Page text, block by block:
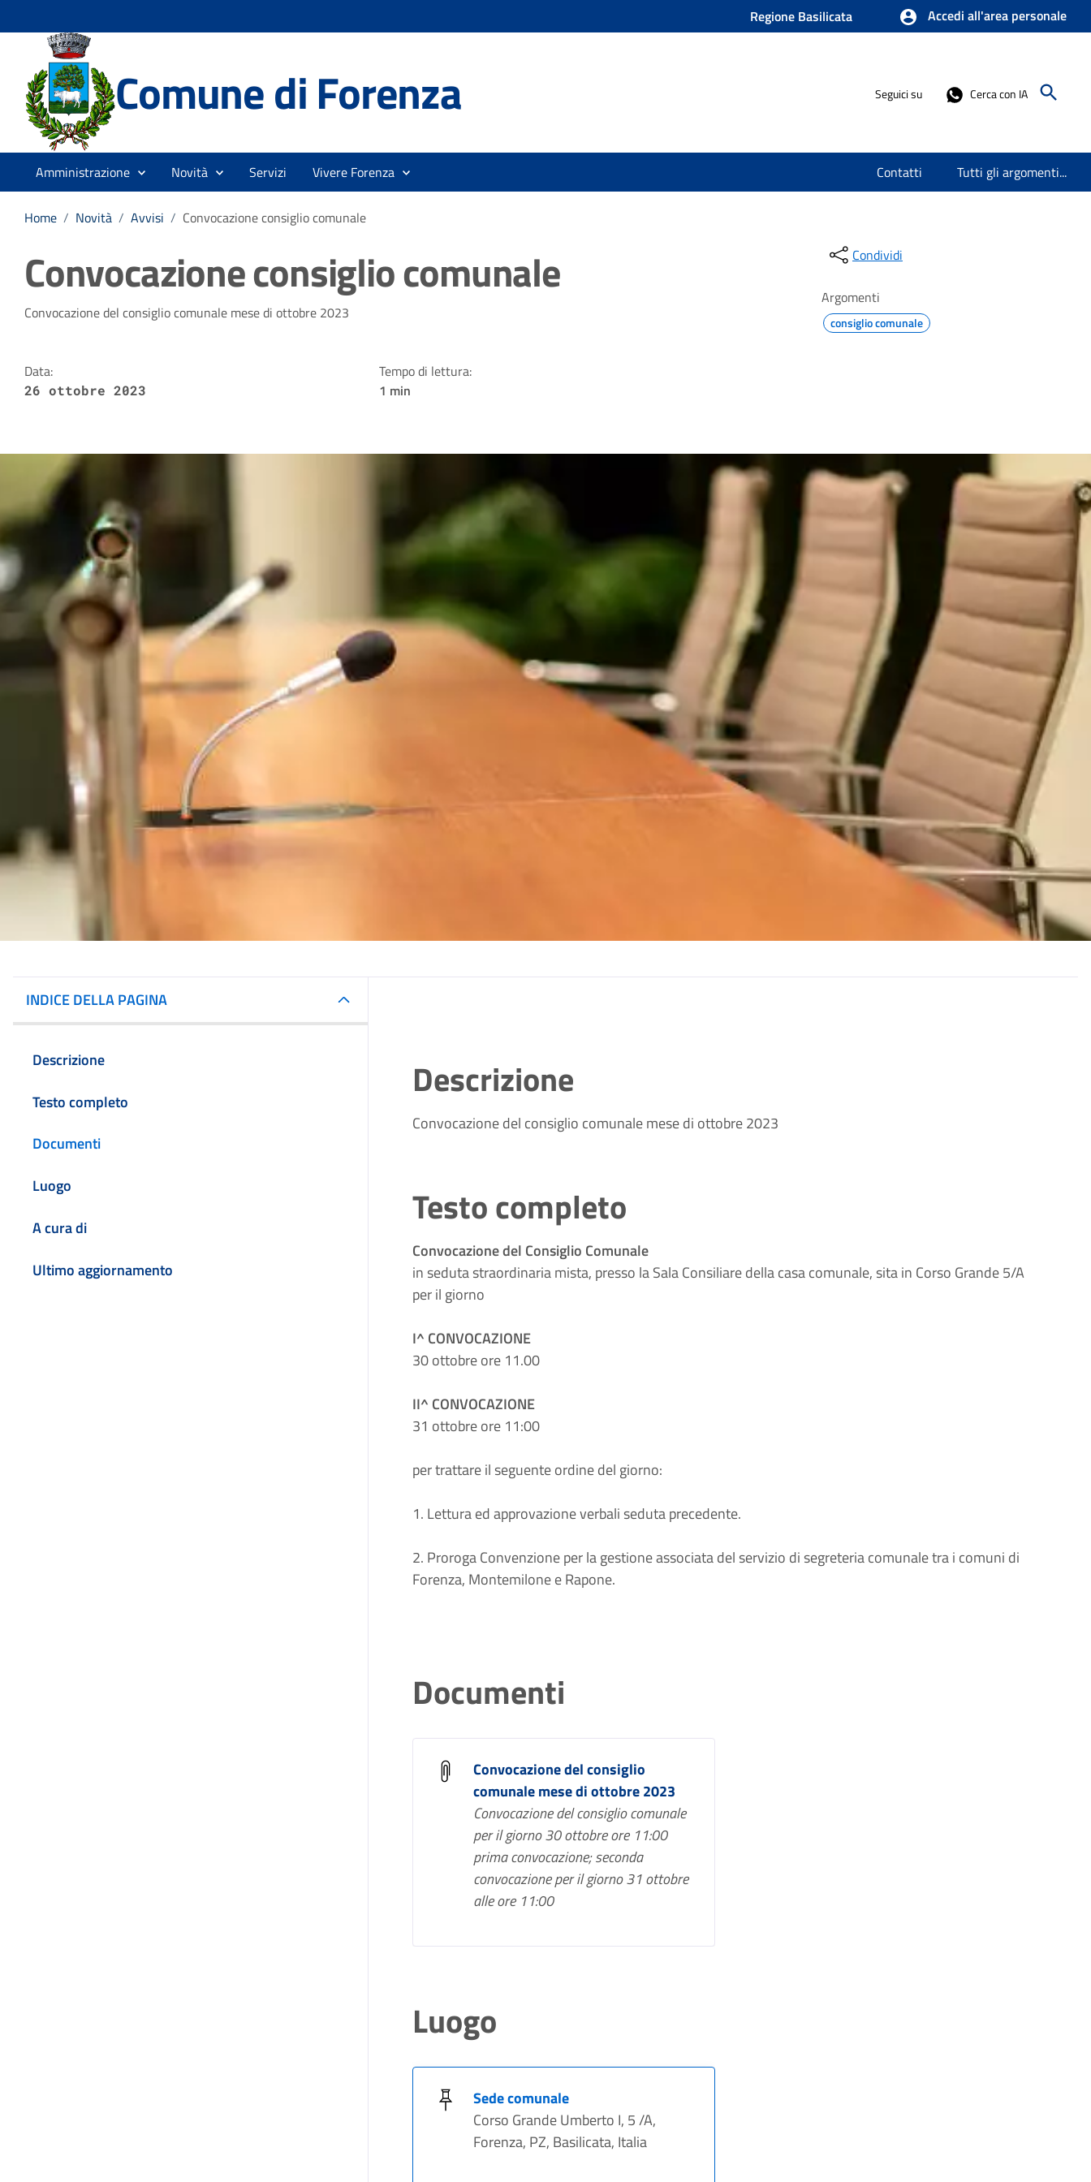
Regione Basilicata Accedi all'area personale
Comune di Forenza Seguici su Cerca con IA
Amministrazione Novità Servizi Vivere Forenza Contatti Tutti gli argomenti...
Home / Novità / Avvisi / Convocazione consiglio comunale
Convocazione consiglio comunale
Dettagli della notizia
Convocazione del consiglio comunale mese di ottobre 2023
Data:
26 ottobre 2023
Tempo di lettura:
1 min
Condividi
Argomenti
consiglio comunale
INDICE DELLA PAGINA
Descrizione
Testo completo
Documenti
Luogo
A cura di
Ultimo aggiornamento
Descrizione
Convocazione del consiglio comunale mese di ottobre 2023
Testo completo
Convocazione del Consiglio Comunale
in seduta straordinaria mista, presso la Sala Consiliare della casa comunale, sita in Corso Grande 5/A
per il giorno
I^ CONVOCAZIONE
30 ottobre ore 11.00
II^ CONVOCAZIONE
31 ottobre ore 11:00
per trattare il seguente ordine del giorno:
1. Lettura ed approvazione verbali seduta precedente.
2. Proroga Convenzione per la gestione associata del servizio di segreteria comunale tra i comuni di
Forenza, Montemilone e Rapone.
Documenti
Convocazione del consiglio
comunale mese di ottobre 2023
Convocazione del consiglio comunale
per il giorno 30 ottobre ore 11:00
prima convocazione; seconda
convocazione per il giorno 31 ottobre
alle ore 11:00
Luogo
Sede comunale
Corso Grande Umberto I, 5 /A,
Forenza, PZ, Basilicata, Italia